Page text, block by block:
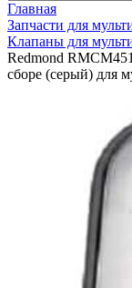
Главная
Запчасти для
Клапаны для
Redmond
сборе (серый) для